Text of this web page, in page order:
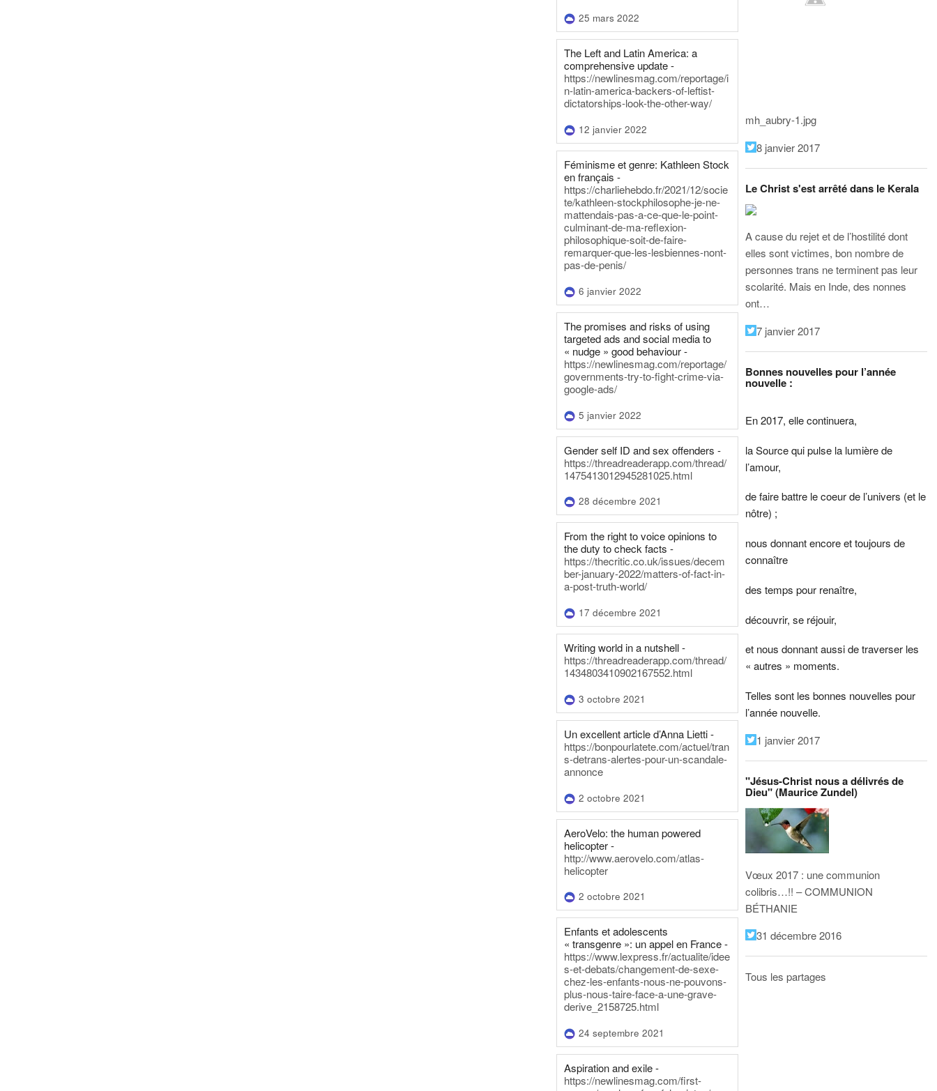
25 mars 2022
The Left and Latin America: a
comprehensive update -
https://newlinesmag.com/reportage/i
n-latin-america-backers-of-leftist-
dictatorships-look-the-other-way/
12 janvier 2022
Féminisme et genre: Kathleen Stock
en français -
https://charliehebdo.fr/2021/12/socie
te/kathleen-stockphilosophe-je-ne-
mattendais-pas-a-ce-que-le-point-
culminant-de-ma-reflexion-
philosophique-soit-de-faire-
remarquer-que-les-lesbiennes-nont-
pas-de-penis/
6 janvier 2022
The promises and risks of using
targeted ads and social media to
« nudge » good behaviour -
https://newlinesmag.com/reportage/
governments-try-to-fight-crime-via-
google-ads/
5 janvier 2022
Gender self ID and sex offenders -
https://threadreaderapp.com/thread/
1475413012945281025.html
28 décembre 2021
From the right to voice opinions to
the duty to check facts -
https://thecritic.co.uk/issues/decem
ber-january-2022/matters-of-fact-in-
a-post-truth-world/
17 décembre 2021
Writing world in a nutshell -
https://threadreaderapp.com/thread/
1434803410902167552.html
3 octobre 2021
Un excellent article d’Anna Lietti -
https://bonpourlatete.com/actuel/tran
s-detrans-alertes-pour-un-scandale-
annonce
2 octobre 2021
AeroVelo: the human powered
helicopter -
http://www.aerovelo.com/atlas-
helicopter
2 octobre 2021
Enfants et adolescents
« transgenre »: un appel en France -
https://www.lexpress.fr/actualite/idee
s-et-debats/changement-de-sexe-
chez-les-enfants-nous-ne-pouvons-
plus-nous-taire-face-a-une-grave-
derive_2158725.html
24 septembre 2021
Aspiration and exile -
https://newlinesmag.com/first-
mh_aubry-1.jpg
8 janvier 2017
Le Christ s'est arrêté dans le Kerala
A cause du rejet et de l’hostilité dont
elles sont victimes, bon nombre de
personnes trans ne terminent pas leur
scolarité. Mais en Inde, des nonnes
ont…
7 janvier 2017
Bonnes nouvelles pour l’année
nouvelle :
En 2017, elle continuera,
la Source qui pulse la lumière de
l’amour,
de faire battre le coeur de l’univers (et le
nôtre) ;
nous donnant encore et toujours de
connaître
des temps pour renaître,
découvrir, se réjouir,
et nous donnant aussi de traverser les
« autres » moments.
Telles sont les bonnes nouvelles pour
l’année nouvelle.
1 janvier 2017
"Jésus-Christ nous a délivrés de
Dieu" (Maurice Zundel)
Vœux 2017 : une communion
colibris…!! – COMMUNION
BÉTHANIE
31 décembre 2016
Tous les partages